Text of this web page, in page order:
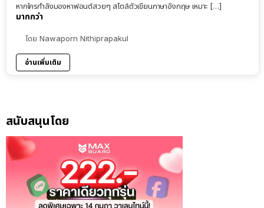
หากใครกำลังมองหาฟอนต์สวยๆ สไตล์ตัวเขียนภาษาอังกฤษ เหมาะ […]
มากกว่า
โดย Nawaporn Nithiprapakul
อ่านเพิ่มเติม
สนับสนุนโดย